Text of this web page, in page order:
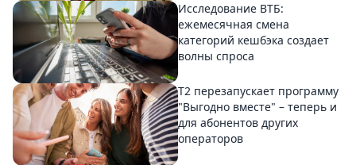
Исследование ВТБ:
ежемесячная смена
категорий кешбэка создает
волны спроса
Т2 перезапускает программу
"Выгодно вместе" – теперь и
для абонентов других
операторов